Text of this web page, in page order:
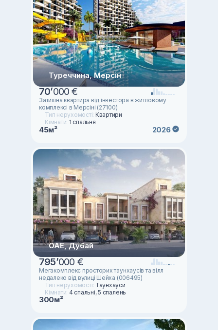
Туреччина, Мерсін
70’000 €
Затишна квартира від інвестора в житловому
комплексі в Мерсіні (27100)
Тип нерухомості: Квартири
Кімнати: 1 спальня
45м² 2026
ОАЕ, Дубай
795’000 €
Мегакомплекс просторих таунхаусів та вілл
недалеко від вулиці Шейха (006495)
Тип нерухомості: Таунхауси
Кімнати: 4 спальні, 5 спалень
300м²